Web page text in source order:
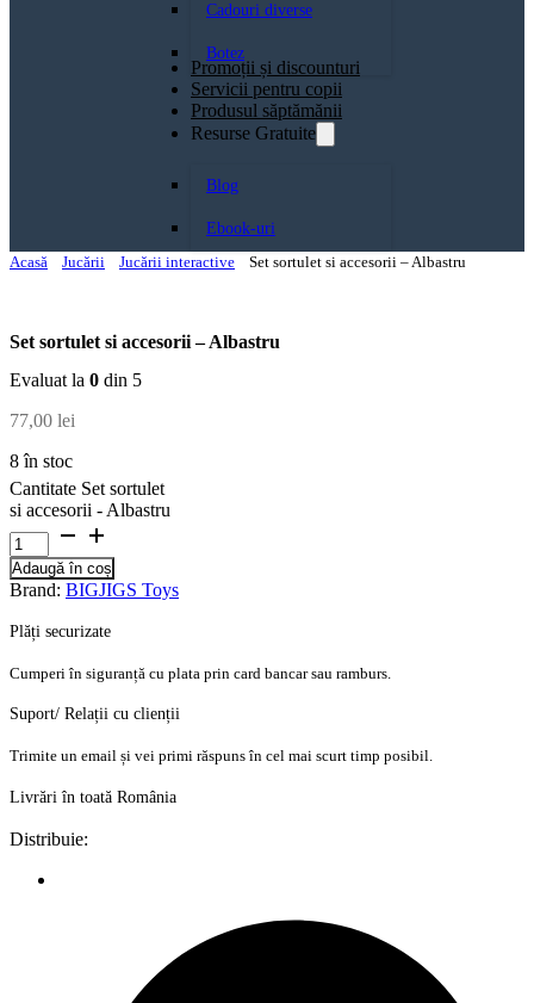
Cadouri diverse
Botez
Promoții și discounturi
Servicii pentru copii
Produsul săptămănii
Resurse Gratuite
Blog
Ebook-uri
Acasă
Jucării Jucării interactive Set sortulet si accesorii – Albastru
Set sortulet si accesorii – Albastru
Evaluat la 0 din 5
77,00 lei
8 în stoc
Cantitate Set sortulet
si accesorii - Albastru
Adaugă în coș
Brand: BIGJIGS Toys
Plăți securizate
Cumperi în siguranță cu plata prin card bancar sau ramburs.
Suport/ Relații cu clienții
Trimite un email și vei primi răspuns în cel mai scurt timp posibil.
Livrări în toată România
Distribuie: